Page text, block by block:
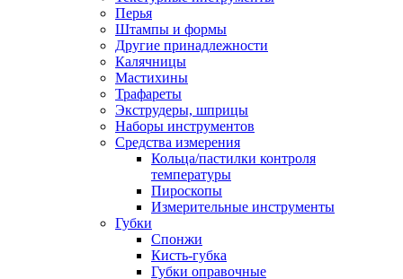
Перья
Штампы и формы
Другие принадлежности
Калячницы
Мастихины
Трафареты
Экструдеры, шприцы
Наборы инструментов
Средства измерения
Кольца/пастилки контроля
температуры
Пироскопы
Измерительные инструменты
Губки
Спонжи
Кисть-губка
Губки оправочные